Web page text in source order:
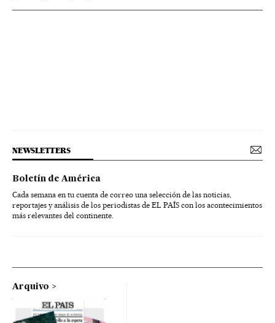
NEWSLETTERS
Boletín de América
Cada semana en tu cuenta de correo una selección de las noticias,
reportajes y análisis de los periodistas de EL PAÍS con los acontecimientos
más relevantes del continente.
Arquivo